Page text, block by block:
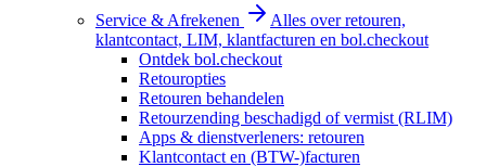
Service & Afrekenen
Alles over retouren,
klantcontact, LIM, klantfacturen en bol.checkout
Ontdek bol.checkout
Retouropties
Retouren behandelen
Retourzending beschadigd of vermist (RLIM)
Apps & dienstverleners: retouren
Klantcontact en (BTW-)facturen